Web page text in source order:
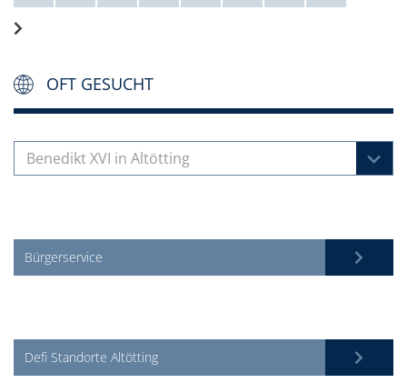
OFT GESUCHT
Benedikt XVI in Altötting
Bürgerservice
Defi Standorte Altötting